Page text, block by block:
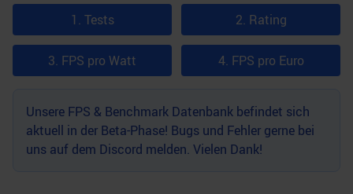
1. Tests 2. Rating
3. FPS pro Watt 4. FPS pro Euro
Unsere FPS & Benchmark Datenbank befindet sich
aktuell in der Beta-Phase! Bugs und Fehler gerne bei
uns auf dem Discord melden. Vielen Dank!